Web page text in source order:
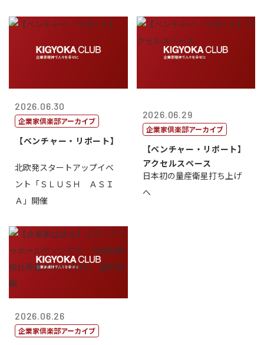
2026.06.30
企業家倶楽部アーカイブ
【ベンチャー・リポート】
北欧発スタートアップイベ
ント「ＳＬＵＳＨ ＡＳＩ
Ａ」開催
2026.06.29
企業家倶楽部アーカイブ
【ベンチャー・リポート】
アクセルスペース
日本初の量産衛星打ち上げ
へ
2026.06.26
企業家倶楽部アーカイブ